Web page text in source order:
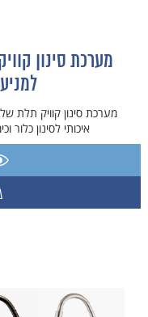
מערכת סינון
מערכת סינון קוויק תלת
איכותי לסינון כלור